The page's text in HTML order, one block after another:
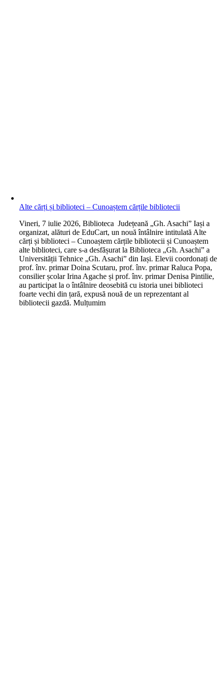
Alte cărți și biblioteci – Cunoaștem cărțile bibliotecii
Vineri, 7 iulie 2026, Biblioteca Județeană „Gh. Asachi” Iași a
organizat, alături de EduCart, un nouă întâlnire intitulată Alte
cărți și biblioteci – Cunoaștem cărțile bibliotecii și Cunoaștem
alte biblioteci, care s-a desfășurat la Biblioteca „Gh. Asachi” a
Universității Tehnice „Gh. Asachi” din Iași. Elevii coordonați de
prof. înv. primar Doina Scutaru, prof. înv. primar Raluca Popa,
consilier școlar Irina Agache și prof. înv. primar Denisa Pintilie,
au participat la o întâlnire deosebită cu istoria unei biblioteci
foarte vechi din țară, expusă nouă de un reprezentant al
bibliotecii gazdă. Mulțumim